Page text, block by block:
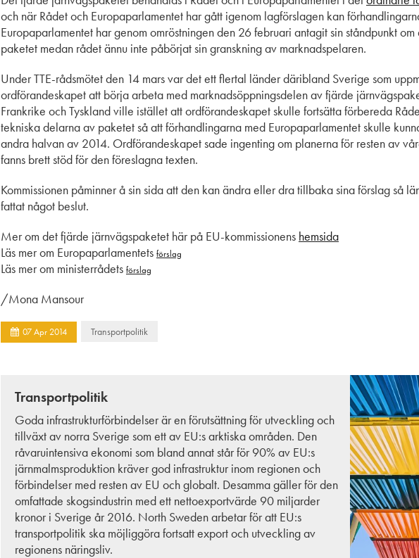
och när Rådet och Europaparlamentet har gått igenom lagförslagen kan
Europaparlamentet har genom omröstningen den 26 februari antagit sin ståndpunkt
paketet medan rådet ännu inte påbörjat sin granskning av marknadspelaren.
Under TTE-rådsmötet den 14 mars var det ett flertal länder däribland Sverige som
ordförandeskapet att börja arbeta med marknadsöppningsdelen av fjärde
Frankrike och Tyskland ville istället att ordförandeskapet skulle fortsätta förbereda
tekniska delarna av paketet så att förhandlingarna med Europaparlamentet skulle
andra halvan av 2014. Ordförandeskapet sade ingenting om planerna för resten av
fanns brett stöd för den föreslagna texten.
Kommissionen påminner å sin sida att den kan ändra eller dra tillbaka sina förslag så
fattat något beslut.
Mer om det fjärde järnvägspaketet här på EU-kommissionens hemsida
Läs mer om Europaparlamentets förslag
Läs mer om ministerrådets förslag
/Mona Mansour
07Apr 2014 Transportpolitik
Transportpolitik
Goda infrastrukturförbindelser är en förutsättning för utveckling och
tillväxt av norra Sverige som ett av EU:s arktiska områden. Den
råvaruintensiva ekonomi som bland annat står för 90% av EU:s
järnmalmsproduktion kräver god infrastruktur inom regionen och
förbindelser med resten av EU och globalt. Desamma gäller för den
omfattade skogsindustrin med ett nettoexportvärde 90 miljarder
kronor i Sverige år 2016. North Sweden arbetar för att EU:s
transportpolitik ska möjliggöra fortsatt export och utveckling av
regionens näringsliv.